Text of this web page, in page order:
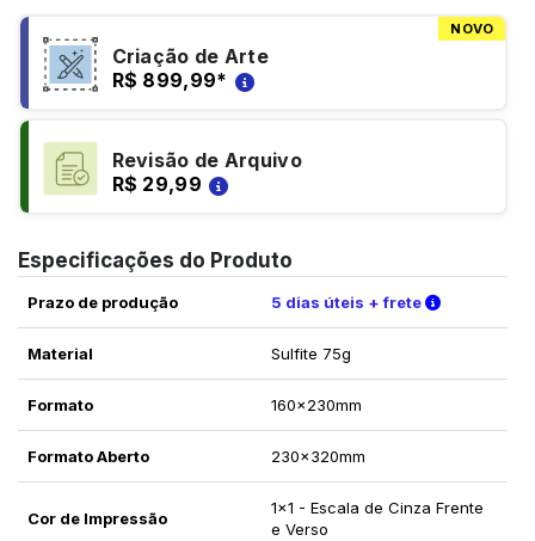
NOVO
Criação de Arte
R$ 899,99*
Revisão de Arquivo
R$ 29,99
Especificações do Produto
Prazo de produção 5 dias úteis + frete Verifique
Material Sulfite 75g
Formato 160x230mm
Formato Aberto 230x320mm
Cor de Impressão
1x1 - Escala de Cinza Frente
e Verso